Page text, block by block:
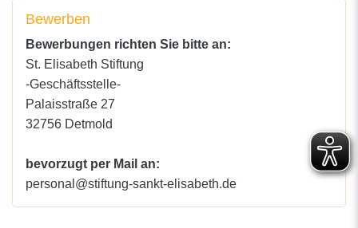
Bewerben
Bewerbungen richten Sie bitte an:
St. Elisabeth Stiftung
-Geschäftsstelle-
Palaisstraße 27
32756 Detmold
bevorzugt per Mail an:
personal@stiftung-sankt-elisabeth.de